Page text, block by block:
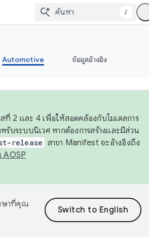
/
Automotive ข้อมูลอ้างอิง
ที่ 2 และ 4 เพื่อให้สอดคล้องกับโมเดลการ
บระบบนิเวศ หากต้องการสร้างและมีส่วน
release สาขา Manifest จะอ้างอิงถึง
AOSP
ษาที่คุณ